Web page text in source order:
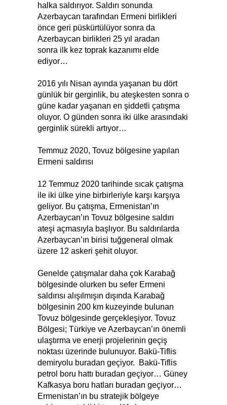
halka saldırıyor. Saldırı sonunda
Azerbaycan tarafından Ermeni birlikleri
önce geri püskürtülüyor sonra da
Azerbaycan birlikleri 25 yıl aradan
sonra ilk kez toprak kazanımı elde
ediyor…
2016 yılı Nisan ayında yaşanan bu dört
günlük bir gerginlik, bu ateşkesten sonra o
güne kadar yaşanan en şiddetli çatışma
oluyor. O günden sonra iki ülke arasındaki
gerginlik sürekli artıyor…
Temmuz 2020, Tovuz bölgesine yapılan
Ermeni saldırısı
12 Temmuz 2020 tarihinde sıcak çatışma
ile iki ülke yine birbirleriyle karşı karşıya
geliyor. Bu çatışma, Ermenistan’ın
Azerbaycan’ın Tovuz bölgesine saldırı
ateşi açmasıyla başlıyor. Bu saldırılarda
Azerbaycan’ın birisi tuğgeneral olmak
üzere 12 askeri şehit oluyor.
Genelde çatışmalar daha çok Karabağ
bölgesinde olurken bu sefer Ermeni
saldırısı alışılmışın dışında Karabağ
bölgesinin 200 km kuzeyinde bulunan
Tovuz bölgesinde gerçekleşiyor. Tovuz
Bölgesi; Türkiye ve Azerbaycan’ın önemli
ulaştırma ve enerji projelerinin geçiş
noktası üzerinde bulunuyor. Bakü-Tiflis
demiryolu buradan geçiyor. Bakü-Tiflis
petrol boru hattı buradan geçiyor… Güney
Kafkasya boru hatları buradan geçiyor…
Ermenistan’ın bu stratejik bölgeye